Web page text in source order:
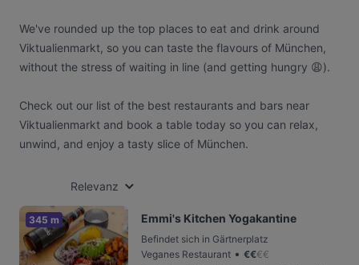
We've rounded up the top places to eat and drink around
Viktualienmarkt, so you can taste the flavours of München,
without the stress of waiting in line (and getting hungry 😩).
Check out our list of the best restaurants and bars near
Viktualienmarkt and book a table today so you can relax,
unwind, and enjoy a tasty slice of München.
Relevanz
345 m Emmi's Kitchen Yogakantine
Befindet sich in Gärtnerplatz
Veganes Restaurant • €€€€